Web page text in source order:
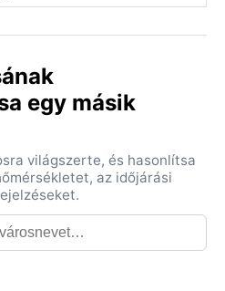
egy másik
világszerte, és hasonlítsa
az időjárási